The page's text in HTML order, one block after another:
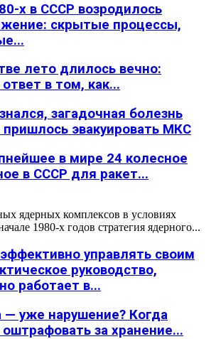
х в СССР возродилось
скрытые процессы,
лето длилось вечно:
в том, как...
загадочная болезнь
эвакуировать МКС
в мире 24 колесное
в СССР для ракет...
ядерных комплексов в условиях
1980-х годов стратегия ядерного...
управлять своим
руководство,
работает в...
— уже нарушение? Когда
за хранение...